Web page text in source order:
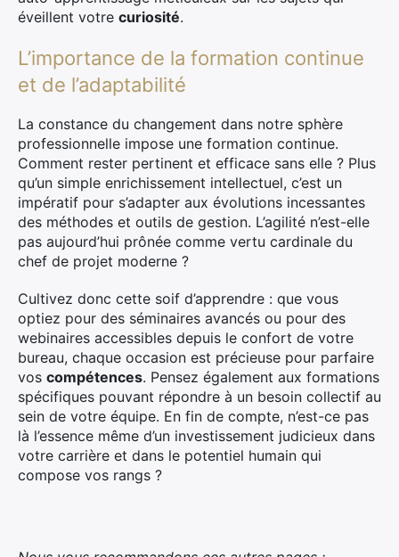
éveillent votre curiosité.
L’importance de la formation continue
et de l’adaptabilité
La constance du changement dans notre sphère
professionnelle impose une formation continue.
Comment rester pertinent et efficace sans elle ? Plus
qu’un simple enrichissement intellectuel, c’est un
impératif pour s’adapter aux évolutions incessantes
des méthodes et outils de gestion. L’agilité n’est-elle
pas aujourd’hui prônée comme vertu cardinale du
chef de projet moderne ?
Cultivez donc cette soif d’apprendre : que vous
optiez pour des séminaires avancés ou pour des
webinaires accessibles depuis le confort de votre
bureau, chaque occasion est précieuse pour parfaire
vos compétences. Pensez également aux formations
spécifiques pouvant répondre à un besoin collectif au
sein de votre équipe. En fin de compte, n’est-ce pas
là l’essence même d’un investissement judicieux dans
votre carrière et dans le potentiel humain qui
compose vos rangs ?